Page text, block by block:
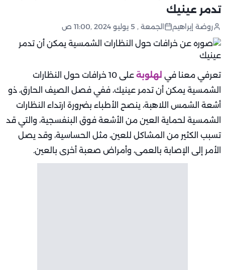
تدمر عينيك
روضة إبراهيم الجمعة , 5 يوليو 2024 ,11:00 ص
تعرفي معنا في لهلوبة
على 10 خرافات حول النظارات
الشمسية يمكن أن تدمر عينيك، ففي فصل الصيف الحارق، ذو
أشعة الشمس اللاهبة، ينصح الأطباء بضرورة ارتداء النظارات
الشمسية لحماية العين من الأشعة فوق البنفسجية، والتي قد
تسبب الكثير من المشاكل للعين، مثل الحساسية، وقد يصل
الأمر إلى الإصابة بالعمى، وأمراض صعبة أخرى بالعين.